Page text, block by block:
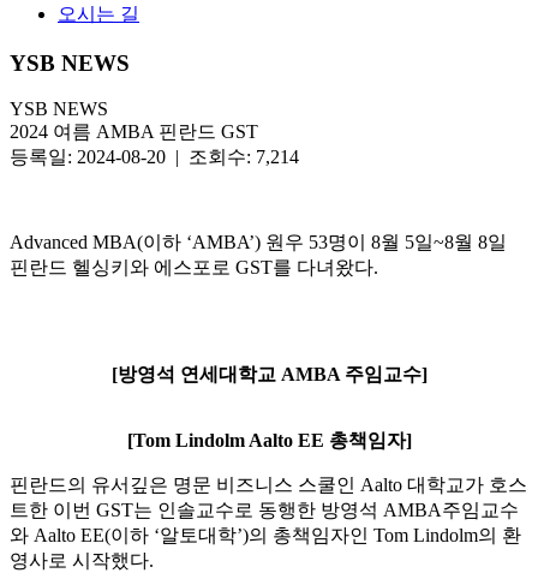
오시는 길
YSB NEWS
YSB NEWS
2024 여름 AMBA 핀란드 GST
등록일: 2024-08-20 | 조회수: 7,214
Advanced MBA(이하 ‘AMBA’) 원우 53명이 8월 5일~8월 8일
핀란드 헬싱키와 에스포로 GST를 다녀왔다.
[방영석 연세대학교 AMBA 주임교수]
[Tom Lindolm Aalto EE 총책임자]
핀란드의 유서깊은 명문 비즈니스 스쿨인 Aalto 대학교가 호스
트한 이번 GST는 인솔교수로 동행한 방영석 AMBA주임교수
와 Aalto EE(이하 ‘알토대학’)의 총책임자인 Tom Lindolm의 환
영사로 시작했다.